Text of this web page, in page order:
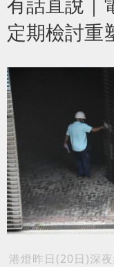
定期檢討重
港燈昨日(20日)深